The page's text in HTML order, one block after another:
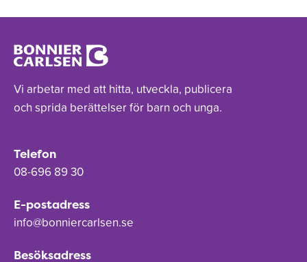
Vi arbetar med att hitta, utveckla, publicera
och sprida berättelser för barn och unga.
Telefon
08-696 89 30
E-postadress
info@bonniercarlsen.se
Besöksadress